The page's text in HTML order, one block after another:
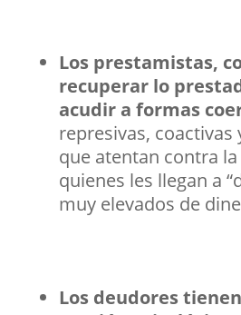
Los prestamistas,
recuperar lo
acudir a formas
represivas, coactivas
que atentan contra
quienes les llegan a
muy elevados de
Los deudores